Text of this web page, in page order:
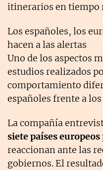
itinerarios en tiempo
Los españoles, los
hacen a las alertas
Uno de los aspectos
estudios realizados
comportamiento
españoles frente a
La compañía
siete países europeos
reaccionan ante las
gobiernos. El